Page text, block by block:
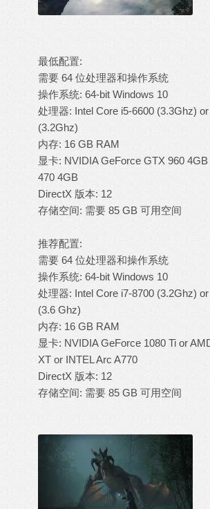
最低配置:
需要 64 位处理器和操作系统
操作系统: 64-bit Windows 10
处理器: Intel Core i5-6600 (3.3Ghz)
(3.2Ghz)
内存: 16 GB RAM
显卡: NVIDIA GeForce GTX 960
470 4GB
DirectX 版本: 12
存储空间: 需要 85 GB 可用空间
推荐配置:
需要 64 位处理器和操作系统
操作系统: 64-bit Windows 10
处理器: Intel Core i7-8700 (3.2Ghz)
(3.6 Ghz)
内存: 16 GB RAM
显卡: NVIDIA GeForce 1080 Ti or
XT or INTEL Arc A770
DirectX 版本: 12
存储空间: 需要 85 GB 可用空间